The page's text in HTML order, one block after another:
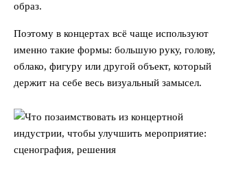
образ.
Поэтому в концертах всё чаще используют
именно такие формы: большую руку, голову,
облако, фигуру или другой объект, который
держит на себе весь визуальный замысел.